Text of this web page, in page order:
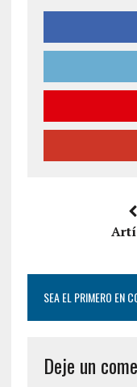
SEA EL PRIMERO EN
Deje un